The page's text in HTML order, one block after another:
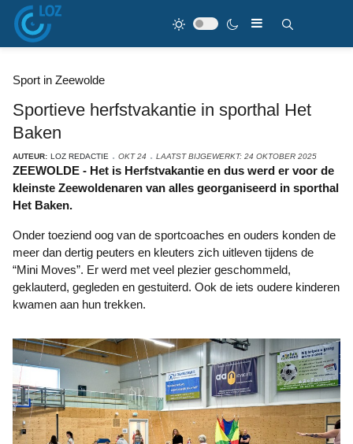
Sport in Zeewolde
Sportieve herfstvakantie in sporthal Het
Baken
AUTEUR: LOZ REDACTIE OKT 24 LAATST BIJGEWERKT: 24 OKTOBER 2025
ZEEWOLDE - Het is Herfstvakantie en dus werd er voor de
kleinste Zeewoldenaren van alles georganiseerd in sporthal
Het Baken.
Onder toeziend oog van de sportcoaches en ouders konden de
meer dan dertig peuters en kleuters zich uitleven tijdens de
“Mini Moves”. Er werd met veel plezier geschommeld,
geklauterd, gegleden en gestuiterd. Ook de iets oudere kinderen
kwamen aan hun trekken.